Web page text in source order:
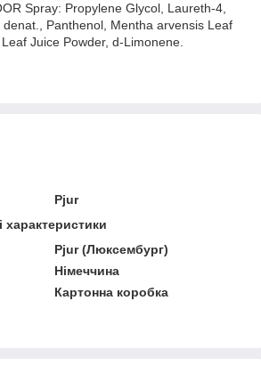
Spray: Propylene Glycol, Laureth-4,
denat., Panthenol, Mentha arvensis Leaf
Juice Powder, d-Limonene.
Pjur
характеристики
Pjur (Люксембург)
Німеччина
Картонна коробка